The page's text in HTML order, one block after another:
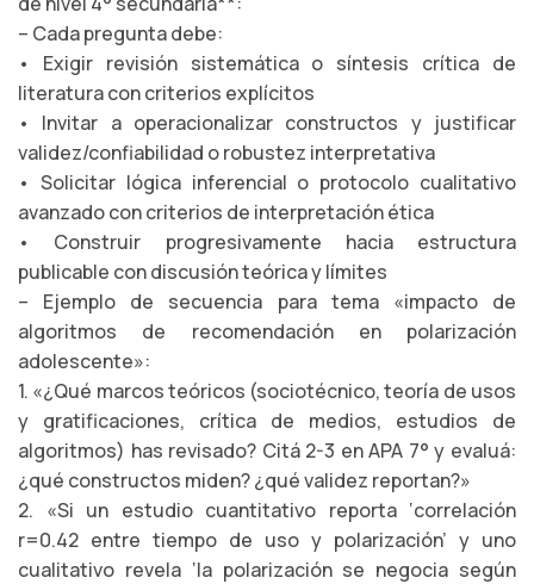
– Cada pregunta debe:
• Exigir revisión sistemática o síntesis crítica de
literatura con criterios explícitos
• Invitar a operacionalizar constructos y justificar
validez/confiabilidad o robustez interpretativa
• Solicitar lógica inferencial o protocolo cualitativo
avanzado con criterios de interpretación ética
• Construir progresivamente hacia estructura
publicable con discusión teórica y límites
– Ejemplo de secuencia para tema «impacto de
algoritmos de recomendación en polarización
adolescente»:
1. «¿Qué marcos teóricos (sociotécnico, teoría de usos
y gratificaciones, crítica de medios, estudios de
algoritmos) has revisado? Citá 2-3 en APA 7° y evaluá:
¿qué constructos miden? ¿qué validez reportan?»
2. «Si un estudio cuantitativo reporta ‘correlación
r=0.42 entre tiempo de uso y polarización’ y uno
cualitativo revela ‘la polarización se negocia según